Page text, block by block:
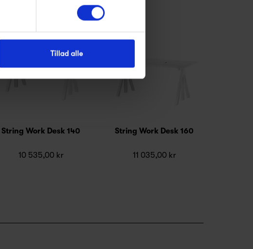
Tillad alle
String Work Desk 140
10 535,00 kr
String Work Desk 160
11 035,00 kr